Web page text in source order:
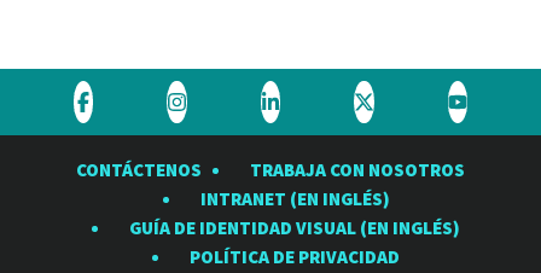
Visite
Observatorio
Visite
Observatorio
Rubin
en
Visite
Observatorio
Rubin
en
Visite
Observatorio
Rubin
en
Visite
Rubin
en
CONTÁCTENOS
TRABAJA CON NOSOTROS
INTRANET (EN INGLÉS)
GUÍA DE IDENTIDAD VISUAL (EN INGLÉS)
POLÍTICA DE PRIVACIDAD